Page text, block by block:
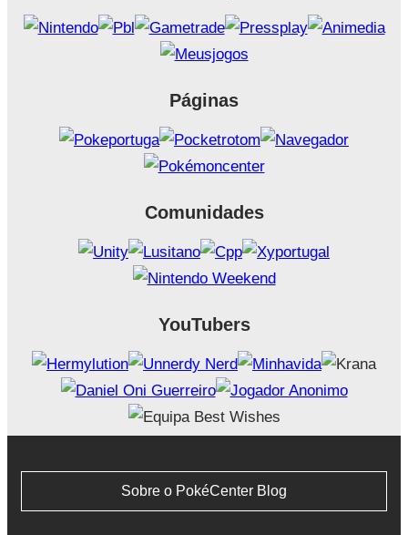
Páginas
Comunidades
YouTubers
Sobre o PokéCenter Blog